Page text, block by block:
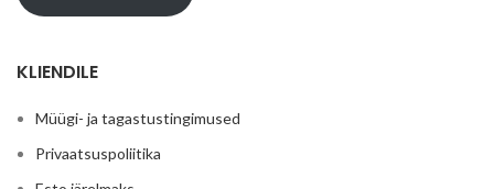
KLIENDILE
Müügi- ja tagastustingimused
Privaatsuspoliitika